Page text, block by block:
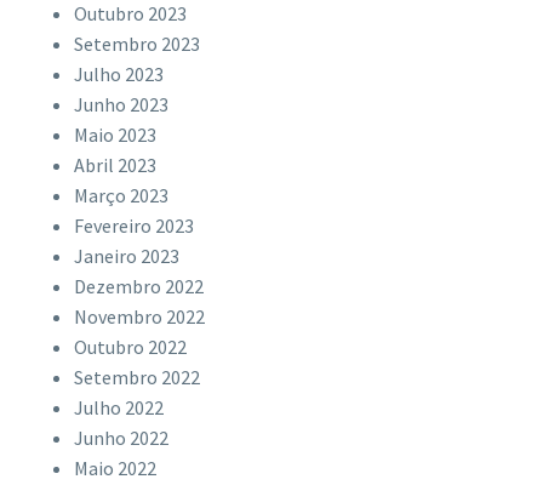
Outubro 2023
Setembro 2023
Julho 2023
Junho 2023
Maio 2023
Abril 2023
Março 2023
Fevereiro 2023
Janeiro 2023
Dezembro 2022
Novembro 2022
Outubro 2022
Setembro 2022
Julho 2022
Junho 2022
Maio 2022